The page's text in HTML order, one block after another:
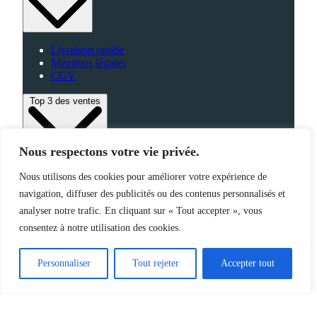
Nous respectons votre vie privée.
Nous utilisons des cookies pour améliorer votre expérience de
navigation, diffuser des publicités ou des contenus personnalisés et
analyser notre trafic. En cliquant sur « Tout accepter », vous
consentez à notre utilisation des cookies.
Personnaliser Tout rejeter Accepter tout
Livraison rapide
Mentions légales
CGV
Top 3 des ventes
High-Tech
Fabriqué en France
©2025 Jemapub – Tous droits réservés